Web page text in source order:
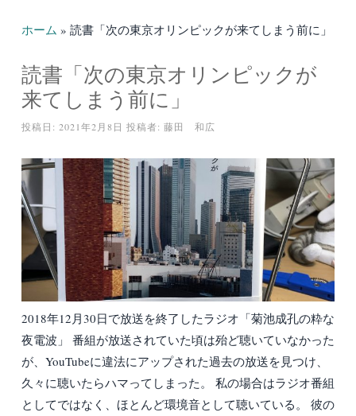
ホーム » 読書「次の東京オリンピックが来てしまう前に」
読書「次の東京オリンピックが
来てしまう前に」
投稿日: 2021年2月8日 投稿者: 藤田 和広
2018年12月30日で放送を終了したラジオ「菊池成孔の粋な
夜電波」 番組が放送されていた頃は殆ど聴いていなかった
が、YouTubeに違法にアップされた過去の放送を見つけ、
久々に聴いたらハマってしまった。 私の場合はラジオ番組
としてではなく、ほとんど環境音として聴いている。 彼の